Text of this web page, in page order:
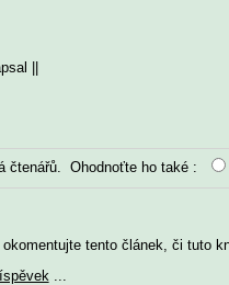
čtenářů. Ohodnoťte ho také :
tento článek, či tuto